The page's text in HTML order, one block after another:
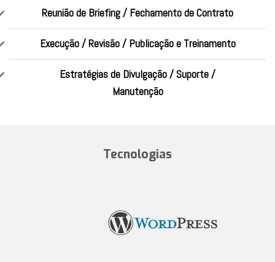
Reunião de Briefing / Fechamento de Contrato
Execução / Revisão / Publicação e Treinamento
Estratégias de Divulgação / Suporte /
Manutenção
Tecnologias